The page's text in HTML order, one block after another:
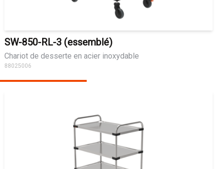
SW-850-RL-3 (essemblé)
Chariot de desserte en acier inoxydable
88025006